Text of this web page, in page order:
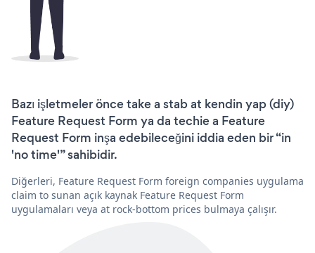
Bazı işletmeler önce take a stab at kendin yap (diy)
Feature Request Form ya da techie a Feature
Request Form inşa edebileceğini iddia eden bir “in
'no time'” sahibidir.
Diğerleri, Feature Request Form foreign companies uygulama
claim to sunan açık kaynak Feature Request Form
uygulamaları veya at rock-bottom prices bulmaya çalışır.